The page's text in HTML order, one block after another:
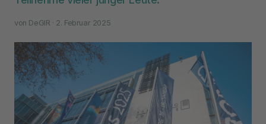
von DeGIR · 2. Februar 2025